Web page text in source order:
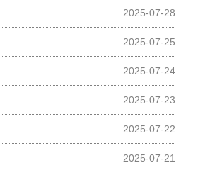
2025-07-28
2025-07-25
2025-07-24
2025-07-23
2025-07-22
2025-07-21